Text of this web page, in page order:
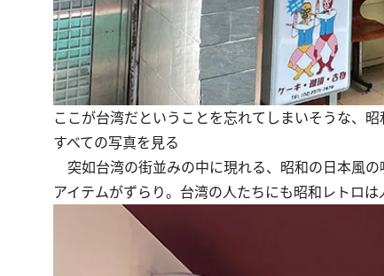
ここが台湾だということを忘れてしまいそうな、昭
すべての写真を見る
突如台湾の街並みの中に現れる、昭和の日本風
アイテムがずらり。台湾の人たちにも昭和レトロは